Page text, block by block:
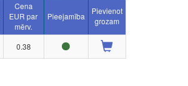
Cena
EUR par
mērv.
Pieejamība
Pievienot
grozam
0.38